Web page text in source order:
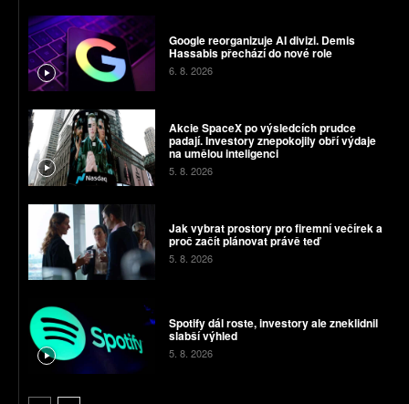
Google reorganizuje AI divizi. Demis
Hassabis přechází do nové role
6. 8. 2026
Akcie SpaceX po výsledcích prudce
padají. Investory znepokojily obří výdaje
na umělou inteligenci
5. 8. 2026
Jak vybrat prostory pro firemní večírek a
proč začít plánovat právě teď
5. 8. 2026
Spotify dál roste, investory ale zneklidnil
slabší výhled
5. 8. 2026